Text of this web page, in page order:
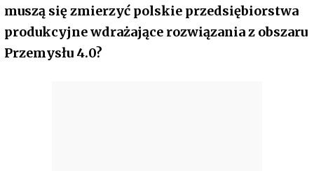
muszą się zmierzyć polskie przedsiębiorstwa
produkcyjne wdrażające rozwiązania z obszaru
Przemysłu 4.0?